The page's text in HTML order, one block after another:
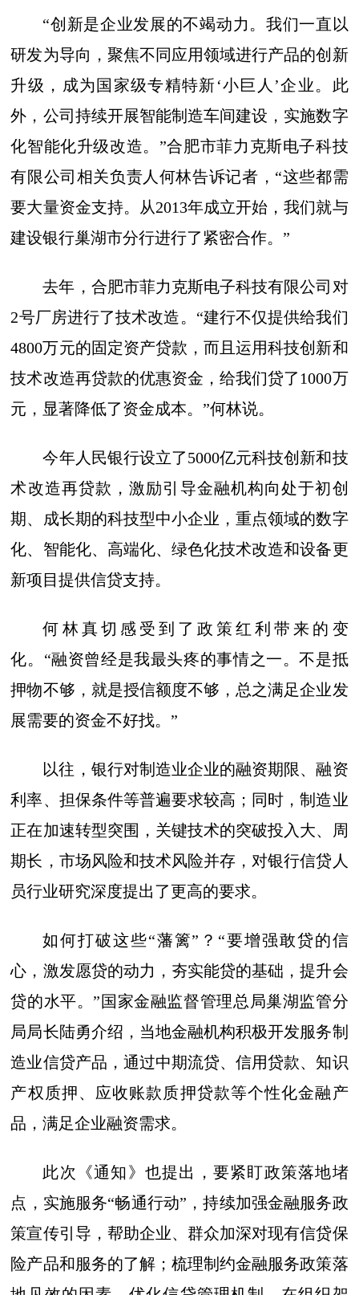
“创新是企业发展的不竭动力。我们一直以
研发为导向，聚焦不同应用领域进行产品的创新
升级，成为国家级专精特新‘小巨人’企业。此
外，公司持续开展智能制造车间建设，实施数字
化智能化升级改造。”合肥市菲力克斯电子科技
有限公司相关负责人何林告诉记者，“这些都需
要大量资金支持。从2013年成立开始，我们就与
建设银行巢湖市分行进行了紧密合作。”
去年，合肥市菲力克斯电子科技有限公司对
2号厂房进行了技术改造。“建行不仅提供给我们
4800万元的固定资产贷款，而且运用科技创新和
技术改造再贷款的优惠资金，给我们贷了1000万
元，显著降低了资金成本。”何林说。
今年人民银行设立了5000亿元科技创新和技
术改造再贷款，激励引导金融机构向处于初创
期、成长期的科技型中小企业，重点领域的数字
化、智能化、高端化、绿色化技术改造和设备更
新项目提供信贷支持。
何林真切感受到了政策红利带来的变
化。“融资曾经是我最头疼的事情之一。不是抵
押物不够，就是授信额度不够，总之满足企业发
展需要的资金不好找。”
以往，银行对制造业企业的融资期限、融资
利率、担保条件等普遍要求较高；同时，制造业
正在加速转型突围，关键技术的突破投入大、周
期长，市场风险和技术风险并存，对银行信贷人
员行业研究深度提出了更高的要求。
如何打破这些“藩篱”？“要增强敢贷的信
心，激发愿贷的动力，夯实能贷的基础，提升会
贷的水平。”国家金融监督管理总局巢湖监管分
局局长陆勇介绍，当地金融机构积极开发服务制
造业信贷产品，通过中期流贷、信用贷款、知识
产权质押、应收账款质押贷款等个性化金融产
品，满足企业融资需求。
此次《通知》也提出，要紧盯政策落地堵
点，实施服务“畅通行动”，持续加强金融服务政
策宣传引导，帮助企业、群众加深对现有信贷保
险产品和服务的了解；梳理制约金融服务政策落